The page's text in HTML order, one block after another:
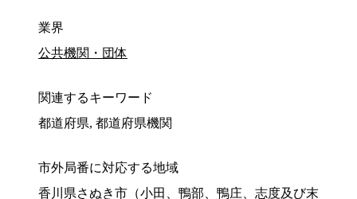
業界
公共機関・団体
関連するキーワード
都道府県, 都道府県機関
市外局番に対応する地域
香川県さぬき市（小田、鴨部、鴨庄、志度及び末